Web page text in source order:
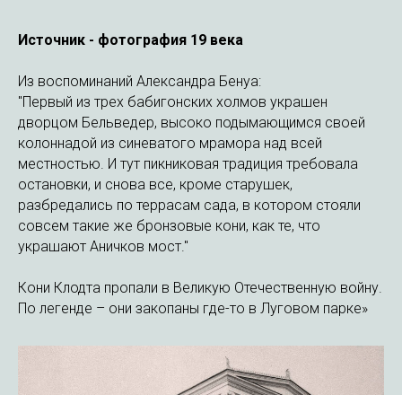
Источник - фотография 19 века
Из воспоминаний Александра Бенуа:
"Первый из трех бабигонских холмов украшен
дворцом Бельведер, высоко подымающимся своей
колоннадой из синеватого мрамора над всей
местностью. И тут пикниковая традиция требовала
остановки, и снова все, кроме старушек,
разбредались по террасам сада, в котором стояли
совсем такие же бронзовые кони, как те, что
украшают Аничков мост."
Кони Клодта пропали в Великую Отечественную войну.
По легенде – они закопаны где-то в Луговом парке»